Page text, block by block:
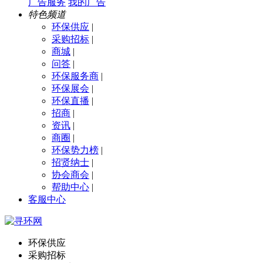
广告服务 我的广告
特色频道
环保供应 |
采购招标 |
商城 |
问答 |
环保服务商 |
环保展会 |
环保直播 |
招商 |
资讯 |
商圈 |
环保势力榜 |
招贤纳士 |
协会商会 |
帮助中心 |
客服中心
环保供应
采购招标